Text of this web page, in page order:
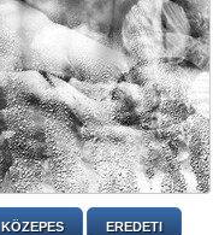
KÖZEPES EREDETI